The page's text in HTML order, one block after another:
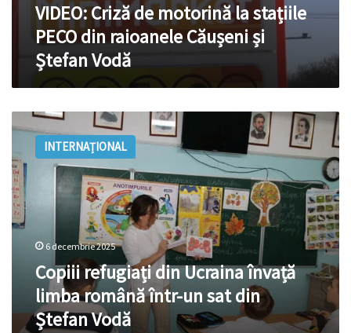
VIDEO: Criză de motorină la stațiile
PECO din raioanele Căușeni și
Ștefan Vodă
Copiii
refugiați
Ucraina
învață
limba
română
Ștefan
Vodă
INTERNAȚIONAL
6 decembrie 2025
Copiii refugiați din Ucraina învață
limba română într-un sat din
Ștefan Vodă